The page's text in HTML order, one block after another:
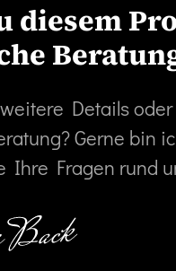
diesem
Details
Gerne bin
Ihre Fragen rund